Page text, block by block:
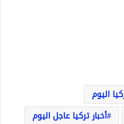
اليوم
أخبار تركيا عاجل اليوم